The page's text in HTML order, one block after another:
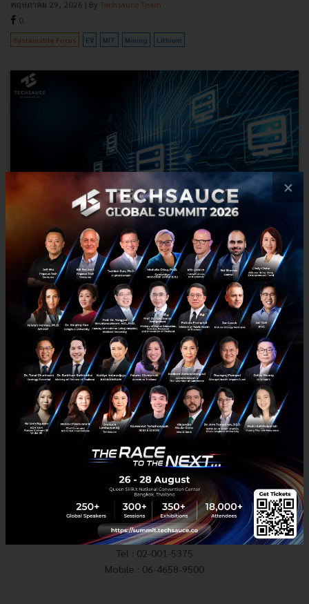
พฤษภาคม 29, 2026 | By Techsauce Team
0
Sustainable Focus EV MIT Mining Lithium
Node และ Mining ในโลก Blockchain คืออะไร แตกต่างกัน
อย่างไร ?
หากอยู่ในแวดวงของ Blockchain คงเคยได้ยินคำว่า Node หรือ Mining กัน
มาบ้าง ซึ่งทั้งสองอย่างมีความแตกต่างกันไม่น้อย ดังนั้นในบทความนี้เราจะ
มาเรียนรู้เรื่องนี้กัน...
กันยายน 12, 2022| ByTechsauce Team
Tech & Biz GALA node mining blockchain101
E-mail :contact@techsauce.co
Tel : 02-001-5375
Mobile : 06-4658-9500
×